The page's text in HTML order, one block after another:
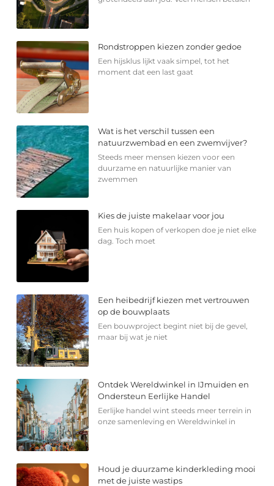
Rondstroppen kiezen zonder gedoe
Een hijsklus lijkt vaak simpel, tot het
moment dat een last gaat
Wat is het verschil tussen een
natuurzwembad en een zwemvijver?
Steeds meer mensen kiezen voor een
duurzame en natuurlijke manier van
zwemmen
Kies de juiste makelaar voor jou
Een huis kopen of verkopen doe je niet elke
dag. Toch moet
Een heibedrijf kiezen met vertrouwen
op de bouwplaats
Een bouwproject begint niet bij de gevel,
maar bij wat je niet
Ontdek Wereldwinkel in IJmuiden en
Ondersteun Eerlijke Handel
Eerlijke handel wint steeds meer terrein in
onze samenleving en Wereldwinkel in
Houd je duurzame kinderkleding mooi
met de juiste wastips